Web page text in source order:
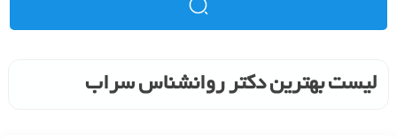
لیست بهترین دکتر روانشناس سراب